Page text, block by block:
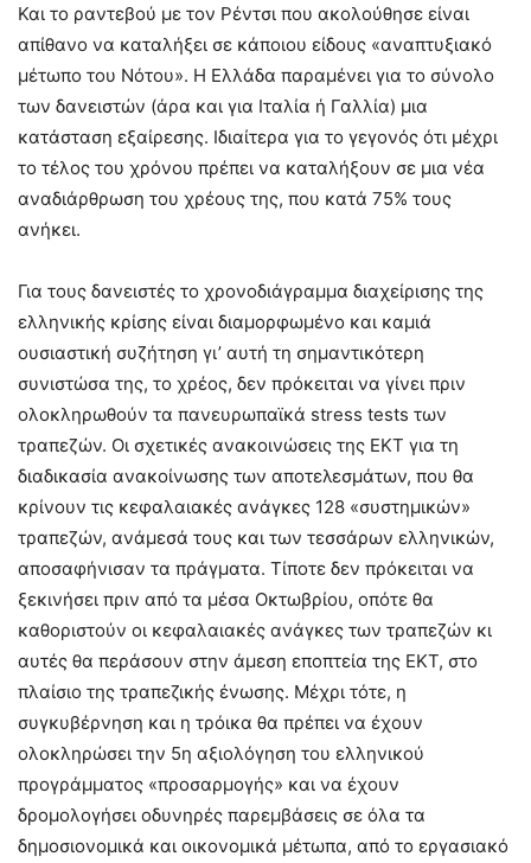
Και το ραντεβού με τον Ρέντσι που ακολούθησε είναι
απίθανο να καταλήξει σε κάποιου είδους «αναπτυξιακό
μέτωπο του Νότου». Η Ελλάδα παραμένει για το σύνολο
των δανειστών (άρα και για Ιταλία ή Γαλλία) μια
κατάσταση εξαίρεσης. Ιδιαίτερα για το γεγονός ότι μέχρι
το τέλος του χρόνου πρέπει να καταλήξουν σε μια νέα
αναδιάρθρωση του χρέους της, που κατά 75% τους
ανήκει.
Για τους δανειστές το χρονοδιάγραμμα διαχείρισης της
ελληνικής κρίσης είναι διαμορφωμένο και καμιά
ουσιαστική συζήτηση γι’ αυτή τη σημαντικότερη
συνιστώσα της, το χρέος, δεν πρόκειται να γίνει πριν
ολοκληρωθούν τα πανευρωπαϊκά stress tests των
τραπεζών. Οι σχετικές ανακοινώσεις της ΕΚΤ για τη
διαδικασία ανακοίνωσης των αποτελεσμάτων, που θα
κρίνουν τις κεφαλαιακές ανάγκες 128 «συστημικών»
τραπεζών, ανάμεσά τους και των τεσσάρων ελληνικών,
αποσαφήνισαν τα πράγματα. Τίποτε δεν πρόκειται να
ξεκινήσει πριν από τα μέσα Οκτωβρίου, οπότε θα
καθοριστούν οι κεφαλαιακές ανάγκες των τραπεζών κι
αυτές θα περάσουν στην άμεση εποπτεία της ΕΚΤ, στο
πλαίσιο της τραπεζικής ένωσης. Μέχρι τότε, η
συγκυβέρνηση και η τρόικα θα πρέπει να έχουν
ολοκληρώσει την 5η αξιολόγηση του ελληνικού
προγράμματος «προσαρμογής» και να έχουν
δρομολογήσει οδυνηρές παρεμβάσεις σε όλα τα
δημοσιονομικά και οικονομικά μέτωπα, από το εργασιακό